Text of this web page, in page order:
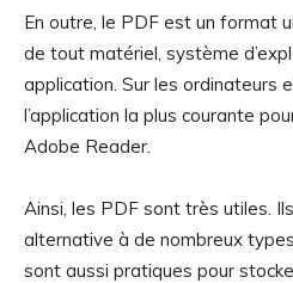
En outre, le PDF est un format
de tout matériel, système
application. Sur les ordinateurs
l’application la plus courante
Adobe Reader.
Ainsi, les PDF sont très utiles.
alternative à de nombreux
sont aussi pratiques pour